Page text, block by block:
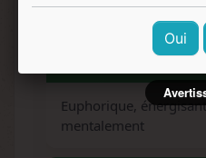
Doux, fruité, épicé,
Euphorique,
mentalement
Oui